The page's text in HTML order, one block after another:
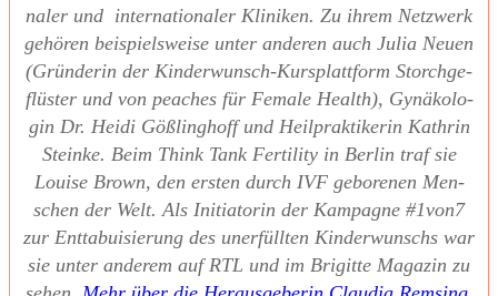
na­ler und inter­na­tio­na­ler Kli­ni­ken. Zu ihrem Netz­werk
gehö­ren bei­spiels­wei­se unter ande­ren auch Julia Neu­en
(Grün­de­rin der Kin­der­wunsch-Kurs­platt­form Storch­ge­
flüs­ter und von pea­ches für Fema­le Health), Gynä­ko­lo­
gin Dr. Hei­di Göß­ling­hoff und Heil­prak­ti­ke­rin Kath­rin
Stein­ke. Beim Think Tank Fer­ti­li­ty in Ber­lin traf sie
Loui­se Brown, den ers­ten durch IVF gebo­re­nen Men­
schen der Welt. Als Initia­to­rin der Kam­pa­gne #1von7
zur Ent­ta­bui­sie­rung des uner­füll­ten Kin­der­wunschs war
sie unter ande­rem auf RTL und im Bri­git­te Maga­zin zu